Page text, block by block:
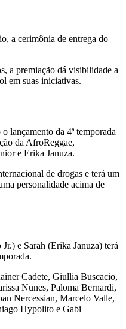
a cerimônia de entrega do
a premiação dá visibilidade a
em suas iniciativas.
lançamento da 4ª temporada
da AfroReggae,
e Erika Januza.
de drogas e terá um
personalidade acima de
e Sarah (Erika Januza) terá
Cadete, Giullia Buscacio,
Nunes, Paloma Bernardi,
Nercessian, Marcelo Valle,
Hypolito e Gabi